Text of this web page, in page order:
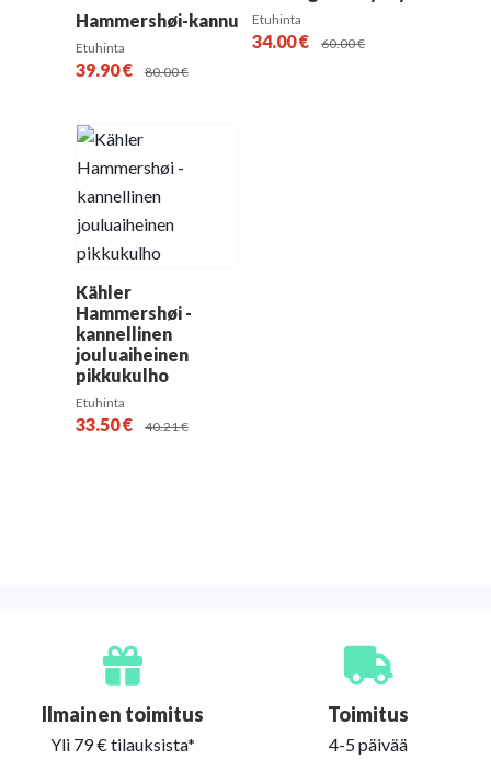
Hammershøi-kannu
Etuhinta
39.90€ 80.00€
Etuhinta
34.00€ 60.00€
Kähler
Hammershøi -
kannellinen
jouluaiheinen
pikkukulho
Etuhinta
33.50€ 40.21€
Ilmainen toimitus
Yli 79 € tilauksista*
Toimitus
4-5 päivää